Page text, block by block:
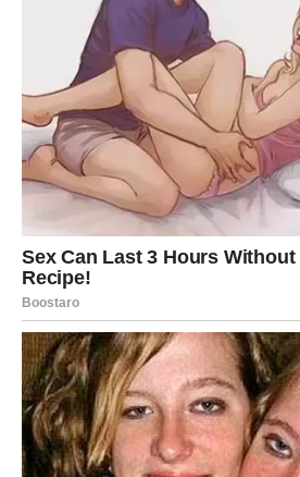
Moguće je da ćete odbiti ponudu
izgleda primamljivo, ali ćete
postoji nešto što nije iskreno.
da vas zaštiti od velikog razočaranja.
Istovremeno, pred vama će se
prilika koja će zahtevati hrabrost, ali
mnogo više sigurnosti nego ono što